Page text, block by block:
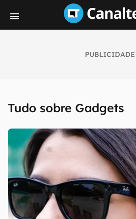
PUBLICIDADE
Tudo sobre Gadgets